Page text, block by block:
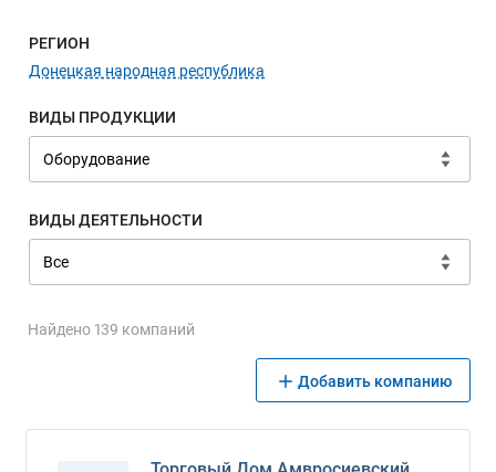
Меню навигации
РЕГИОН
Донецкая народная республика
ВИДЫ ПРОДУКЦИИ
ВИДЫ ДЕЯТЕЛЬНОСТИ
Найдено 139 компаний
Добавить компанию